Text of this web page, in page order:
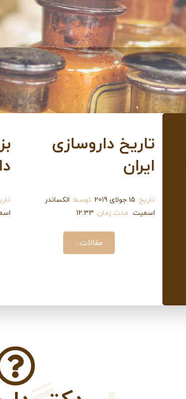
تاریخ داروسازی
ایران
تاریخ: توسط: الکساندر
اسمیت. مدت زمان:
مقالات...